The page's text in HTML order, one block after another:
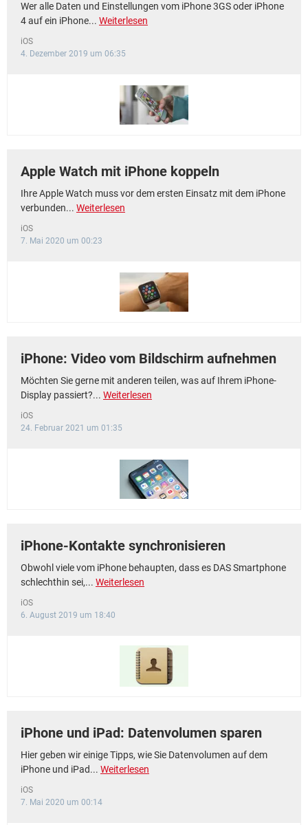
Wer alle Daten und Einstellungen vom iPhone 3GS oder iPhone
4 auf ein iPhone... Weiterlesen
iOS
4. Dezember 2019 um 06:35
Apple Watch mit iPhone koppeln
Ihre Apple Watch muss vor dem ersten Einsatz mit dem iPhone
verbunden... Weiterlesen
iOS
7. Mai 2020 um 00:23
iPhone: Video vom Bildschirm aufnehmen
Möchten Sie gerne mit anderen teilen, was auf Ihrem iPhone-
Display passiert?... Weiterlesen
iOS
24. Februar 2021 um 01:35
iPhone-Kontakte synchronisieren
Obwohl viele vom iPhone behaupten, dass es DAS Smartphone
schlechthin sei,... Weiterlesen
iOS
6. August 2019 um 18:40
iPhone und iPad: Datenvolumen sparen
Hier geben wir einige Tipps, wie Sie Datenvolumen auf dem
iPhone und iPad... Weiterlesen
iOS
7. Mai 2020 um 00:14